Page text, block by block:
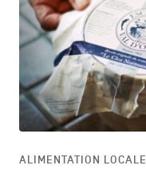
ALIMENTATION LOCALE